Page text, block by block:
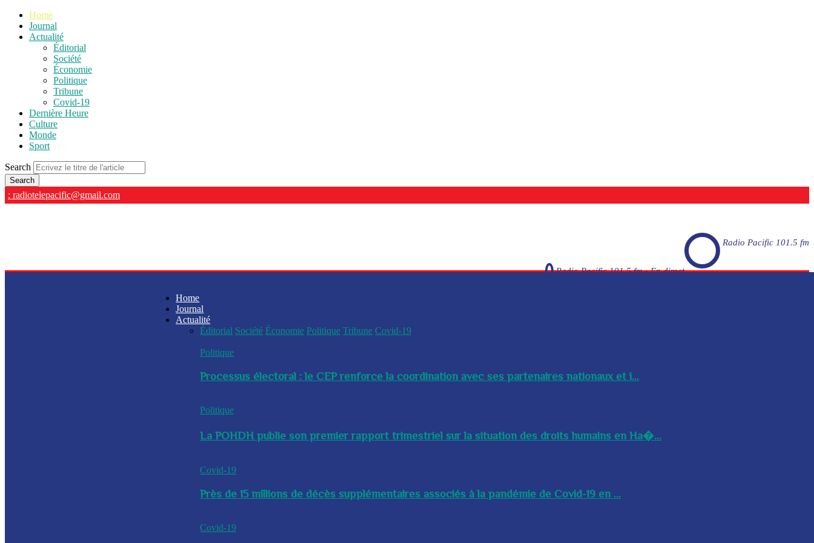
Home
Journal
Actualité
Éditorial
Société
Économie
Politique
Tribune
Covid-19
Dernière Heure
Culture
Monde
Sport
Search
: radiotelepacific@gmail.com
Radio Pacific 101.5 fm
Radio Pacific 101.5 fm - En direct
Home
Journal
Actualité
Éditorial Société Économie Politique Tribune Covid-19
Politique
Processus électoral : le CEP renforce la coordination avec ses partenaires nationaux et i...
Politique
La POHDH publie son premier rapport trimestriel sur la situation des droits humains en Ha�...
Covid-19
Près de 15 millions de décès supplémentaires associés à la pandémie de Covid-19 en ...
Covid-19